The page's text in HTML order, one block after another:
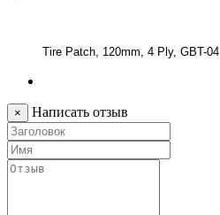
Tire Patch, 120mm, 4 Ply, GBT-04
× Написать отзыв